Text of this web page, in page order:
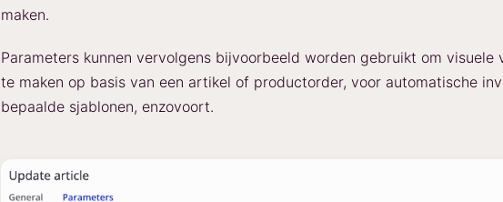
maken.
Parameters kunnen vervolgens bijvoorbeeld worden gebruikt om visuele
te maken op basis van een artikel of productorder, voor automatische
bepaalde sjablonen, enzovoort.